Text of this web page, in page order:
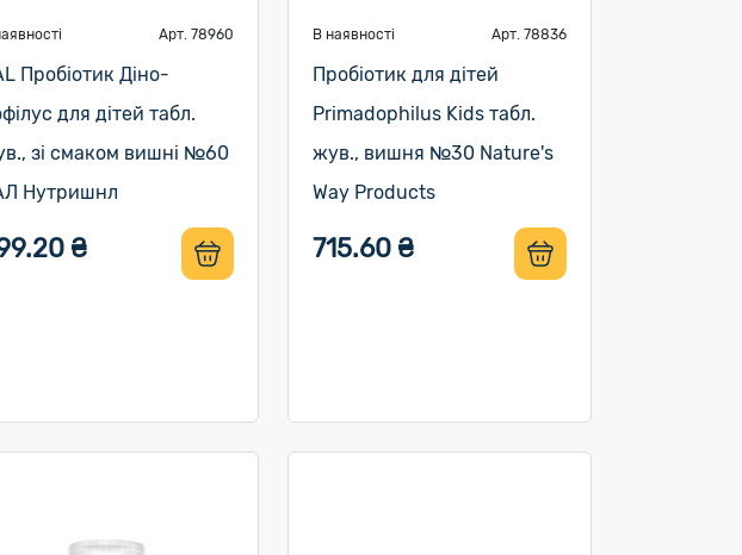
Арт. 78960
Пробіотик Діно-
для дітей табл.
зі смаком вишні №60
Нутришнл
₴
В наявності Арт. 78836
Пробіотик для дітей
Primadophilus Kids табл.
жув., вишня №30 Nature's
Way Products
715.60 ₴